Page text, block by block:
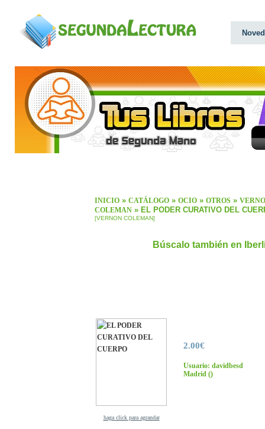
INICIO » CATÁLOGO » OCIO » OTROS »
COLEMAN » EL PODER CURATIVO DEL
[VERNON COLEMAN]
Búscalo también en
haga click para agrandar
2.00€
Usuario: davidbesd
Madrid ()